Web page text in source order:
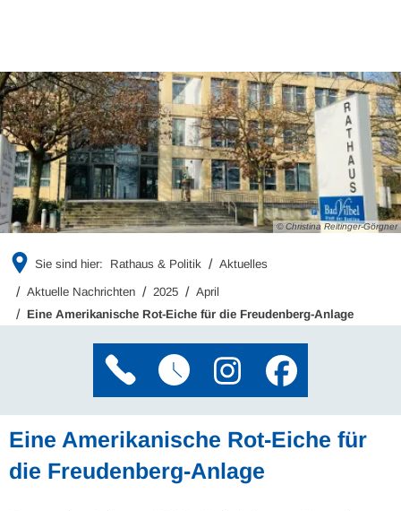
© Christina Reitinger-Görgner
Sie sind hier: Rathaus & Politik Aktuelles
Aktuelle Nachrichten 2025
April
Eine Amerikanische Rot-Eiche für die Freudenberg-Anlage
Eine Amerikanische Rot-Eiche für
die Freudenberg-Anlage